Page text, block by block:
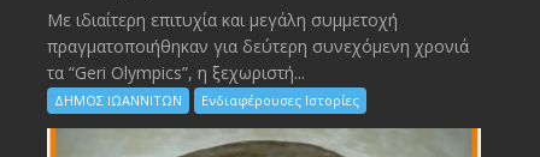
Με ιδιαίτερη επιτυχία και μεγάλη συμμετοχή
πραγματοποιήθηκαν για δεύτερη συνεχόμενη χρονιά
τα “Geri Olympics”, η ξεχωριστή...
ΔΗΜΟΣ ΙΩΑΝΝΙΤΩΝ Ενδιαφέρουσες Ιστορίες